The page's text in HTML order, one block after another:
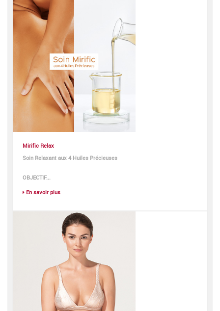
Mirific Relax
Soin Relaxant aux 4 Huiles Précieuses
OBJECTIF...
En savoir plus